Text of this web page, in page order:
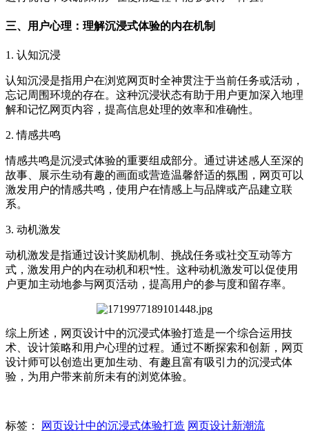
三、用户心理：理解沉浸式体验的内在机制
1. 认知沉浸
认知沉浸是指用户在浏览网页时全神贯注于当前任务或活动，
忘记周围环境的存在。这种沉浸状态有助于用户更加深入地理
解和记忆网页内容，提高信息处理的效率和准确性。
2. 情感共鸣
情感共鸣是沉浸式体验的重要组成部分。通过讲述感人至深的
故事、展示生动有趣的画面或营造温馨舒适的氛围，网页可以
激发用户的情感共鸣，使用户在情感上与品牌或产品建立联
系。
3. 动机激发
动机激发是指通过设计奖励机制、挑战任务或社交互动等方
式，激发用户的内在动机和积*性。这种动机激发可以促使用
户更加主动地参与网页活动，提高用户的参与度和留存率。
综上所述，网页设计中的沉浸式体验打造是一个综合运用技
术、设计策略和用户心理的过程。通过不断探索和创新，网页
设计师可以创造出更加生动、有趣且富有吸引力的沉浸式体
验，为用户带来前所未有的浏览体验。
标签： 网页设计中的沉浸式体验打造 网页设计新潮流